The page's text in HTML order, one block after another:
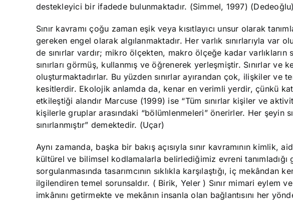
destekleyici bir ifadede bulunmaktadır. (Simmel, 1997) (Dedeoğlu)
Sınır kavramı çoğu zaman eşik veya kısıtlayıcı unsur olarak
gereken engel olarak algılanmaktadır. Her varlık sınırlarıyla var
de sınırlar vardır; mikro ölçekten, makro ölçeğe kadar varlıkların
sınırları görmüş, kullanmış ve öğrenerek yerleşmiştir. Sınırlar
oluşturmaktadırlar. Bu yüzden sınırlar ayırandan çok, ilişkiler ve
kesitlerdir. Ekolojik anlamda da, kenar en verimli yerdir, çünkü
etkileştiği alandır Marcuse (1999) ise “Tüm sınırlar kişiler ve
kişilerle gruplar arasındaki “bölümlenmeleri” önerirler. Her şeyin
sınırlanmıştır” demektedir. (Uçar)
Aynı zamanda, başka bir bakış açısıyla sınır kavramının kimlik,
kültürel ve bilimsel kodlamalarla belirlediğimiz evreni tanımladığı
sorgulanmasında tasarımcının sıklıkla karşılaştığı, iç
ilgilendiren temel sorunsaldır. ( Birik, Yeler ) Sınır mimari eylem
imkânını getirmekte ve mekânın insanla olan bağlantısını her